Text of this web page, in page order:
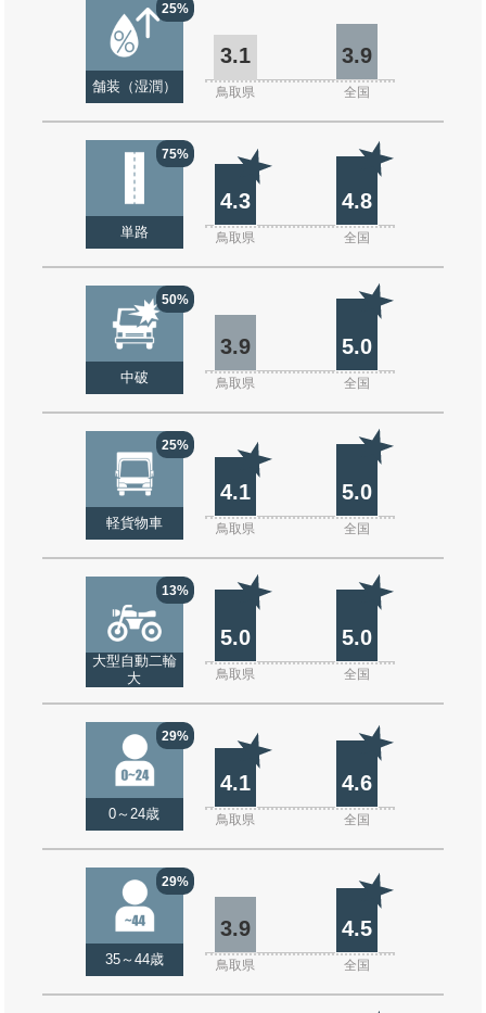
25%
舗装（湿潤）
3.1 3.9
鳥取県 全国
75%
単路
4.3 4.8
鳥取県 全国
50%
中破
3.9 5.0
鳥取県 全国
25%
軽貨物車
4.1 5.0
鳥取県 全国
13%
大型自動二輪
大
5.0 5.0
鳥取県 全国
29%
0～24歳
4.1 4.6
鳥取県 全国
29%
35～44歳
3.9 4.5
鳥取県 全国